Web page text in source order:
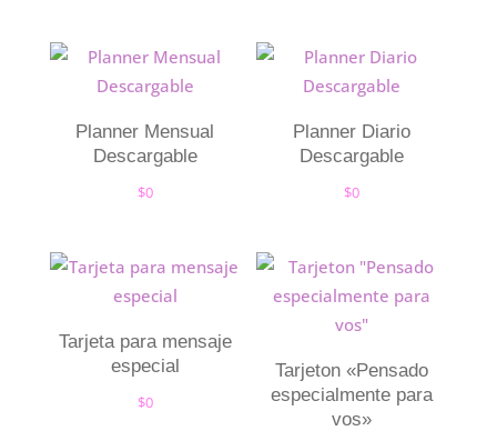
Planner Mensual
Descargable
$0
Planner Diario
Descargable
$0
Tarjeta para mensaje
especial
$0
Tarjeton «Pensado
especialmente para
vos»